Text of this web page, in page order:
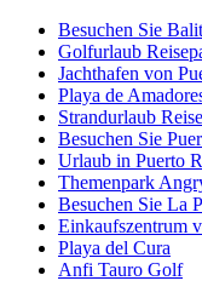
Besuchen Sie
Golfurlaub
Jachthafen von
Playa de
Strandurlaub
Besuchen Sie
Urlaub in Puerto
Themenpark
Besuchen Sie La
Einkaufszentrum
Playa del Cura
Anfi Tauro Golf